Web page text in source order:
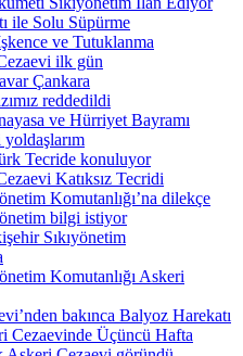
ile Solu Süpürme
ve Tutuklanma
ilk gün
Çankara
reddedildi
ve Hürriyet Bayramı
Tecride konuluyor
Katıksız Tecridi
Komutanlığı’na dilekçe
bilgi istiyor
Sıkıyönetim
Komutanlığı Askeri
bakınca Balyoz Harekatı
Cezaevinde Üçüncü Hafta